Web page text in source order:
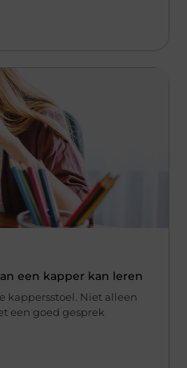
een kapper kan leren
kappersstoel. Niet alleen
een goed gesprek